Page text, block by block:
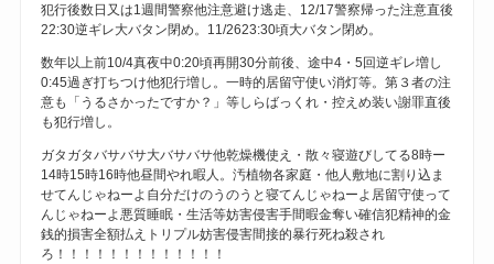
犯行後数日又は1週間警察他注意避け逃走、12/17警察帰った注意直後
22:30逆ギレ大バタン閉め。11/2623:30頃大バタン閉め。
数年以上前10/4真夜中0:20頃再開30分前後、途中4・5回逆ギレ増し
0:45過ぎ打ちつけ他犯行増し。一時的居留守使い消灯等。第３者の注
意も「うるさかったですか？」等しらばっくれ・控えめ装い謝罪直後
も犯行増し。
ガタガタバサバサ大バサバサ他乾燥機使え・散々寝遊びしてる8時ー
14時15時16時他昼間やれ暇人。汚植物各家庭・他人敷地に割り込ま
せてんじゃねーよ自分だけのうのうと寝てんじゃねーよ居留守使って
んじゃねーよ悪質睡眠・生活等妨害侵害手間暇金奪い確信犯精神的金
銭的損害全額払えトリプル妨害侵害間接的暴行死ね殺され
ろ！！！！！！！！！！！！！